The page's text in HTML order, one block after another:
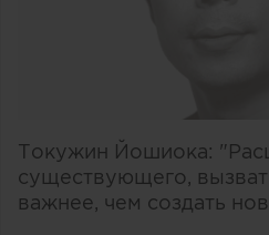
Токужин Йошиока:
существующего,
важнее, чем создать